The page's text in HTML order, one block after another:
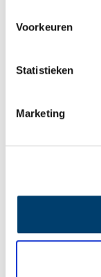
Voorkeuren
Statistieken
Marketing